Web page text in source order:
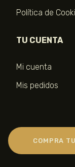
Política de
TU CUENTA
Mi cuenta
Mis pedidos
COMPRA